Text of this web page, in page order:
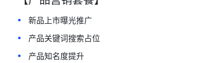
•
新品上市曝光推广
• 产品关键词搜索占位
• 产品知名度提升